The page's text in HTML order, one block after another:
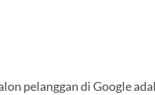
pelanggan di Google